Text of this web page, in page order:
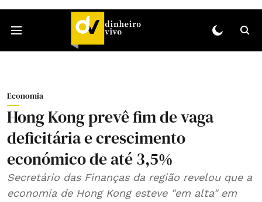
Economia
Hong Kong prevê fim de vaga
deficitária e crescimento
económico de até 3,5%
Secretário das Finanças da região revelou que a
economia de Hong Kong esteve "em alta" em